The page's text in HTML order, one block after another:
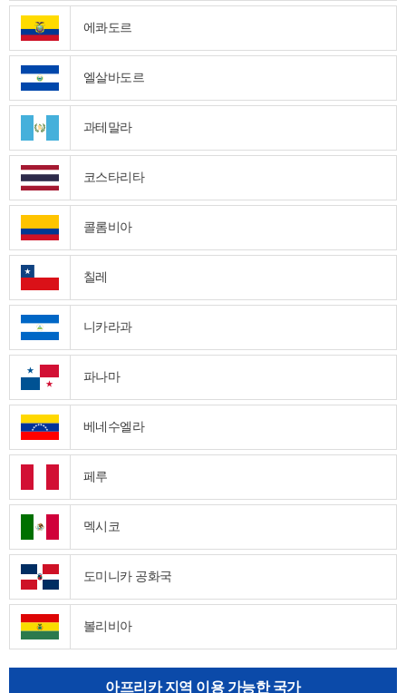
에콰도르
엘살바도르
과테말라
코스타리타
콜롬비아
칠레
니카라과
파나마
베네수엘라
페루
멕시코
도미니카 공화국
볼리비아
아프리카 지역 이용 가능한 국가